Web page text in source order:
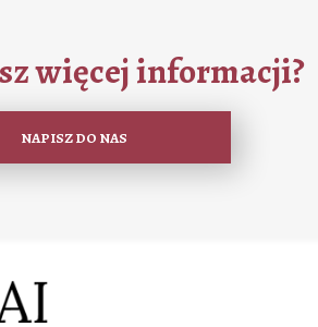
więcej informacji?
NAPISZ DO NAS